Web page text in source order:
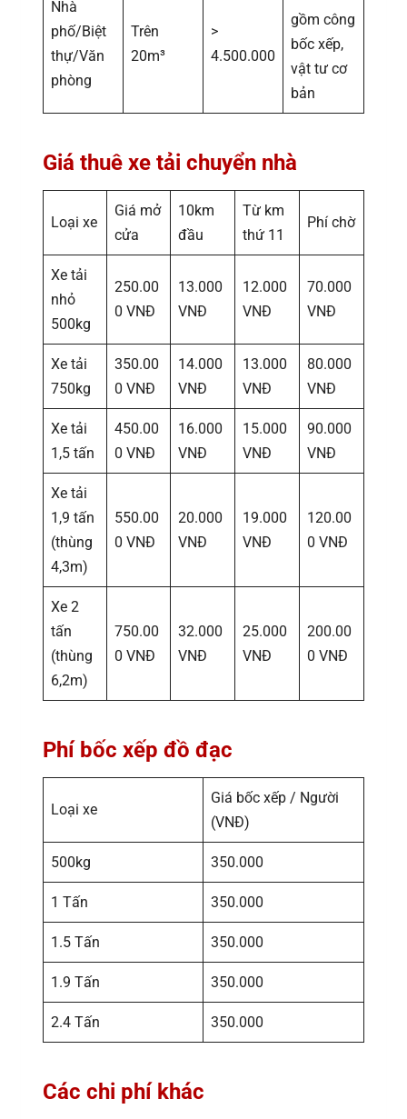
Nhà
phố/Biệt
thự/Văn
phòng
Trên
20m³
>
4.500.000
gồm công
bốc xếp,
vật tư cơ
bản
Giá thuê xe tải chuyển nhà
Loại xe
Giá mở
cửa
10km
đầu
Từ km
thứ 11
Phí chờ
Xe tải
nhỏ
500kg
250.00
0 VNĐ
13.000
VNĐ
12.000
VNĐ
70.000
VNĐ
Xe tải
750kg
350.00
0 VNĐ
14.000
VNĐ
13.000
VNĐ
80.000
VNĐ
Xe tải
1,5 tấn
450.00
0 VNĐ
16.000
VNĐ
15.000
VNĐ
90.000
VNĐ
Xe tải
1,9 tấn
(thùng
4,3m)
550.00
0 VNĐ
20.000
VNĐ
19.000
VNĐ
120.00
0 VNĐ
Xe 2
tấn
(thùng
6,2m)
750.00
0 VNĐ
32.000
VNĐ
25.000
VNĐ
200.00
0 VNĐ
Phí bốc xếp đồ đạc
Loại xe
Giá bốc xếp / Người
(VNĐ)
500kg 350.000
1 Tấn 350.000
1.5 Tấn 350.000
1.9 Tấn 350.000
2.4 Tấn 350.000
Các chi phí khác